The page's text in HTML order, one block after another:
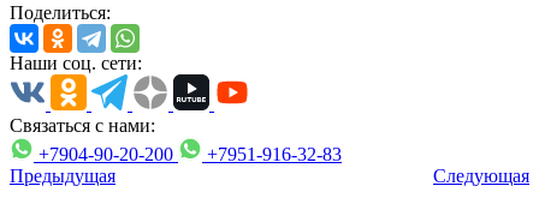
Поделиться:
Наши соц. сети:
Связаться с нами:
+7904-90-20-200
+7951-916-32-83
Предыдущая
Следующая